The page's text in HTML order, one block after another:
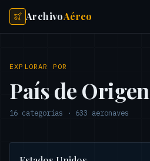
ArchivoAéreo
EXPLORAR POR
País de Origen
16 categorías · 633 aeronaves